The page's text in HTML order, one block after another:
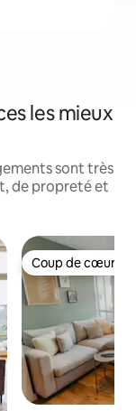
les mieux
sont très
de propreté et
Coup de cœur
Coup de cœur